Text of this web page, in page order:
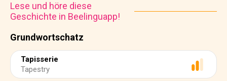
Grundwortschatz
Tapisserie
Tapestry
Lese und höre diese
Geschichte in Beelinguapp!